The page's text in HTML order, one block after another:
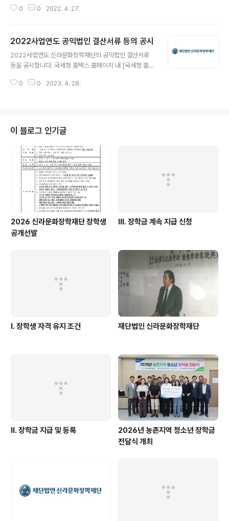
서도 열람하실 수 있습니다.
0 0 2022. 4. 27.
2022사업연도 공익법인 결산서류 등의 공시
2022사업연도 신라문화장학재단의 공익법인 결산서류
등을 공시합니다. 국세청 홈택스 홈페이지 내 [국세청 홈택
열람하실 수 있습니다.
0 0 2023. 4. 28.
이 블로그 인기글
2026 신라문화장학재단 장학생
공개선발
Ⅲ. 장학금 계속 지급 신청
Ⅰ. 장학생 자격 유지 조건 재단법인 신라문화장학재단
Ⅱ. 장학금 지급 및 등록
2026년 농촌지역 청소년 장학금
전달식 개최